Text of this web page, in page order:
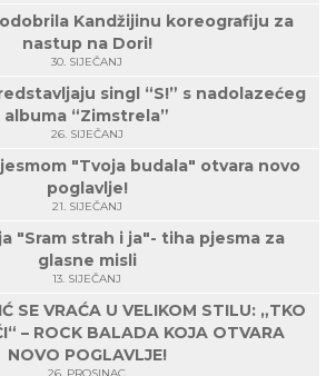
Kandžijinu koreografiju za
nastup na Dori!
30. SIJEČANJ
singl “S!” s nadolazećeg
albuma “Zimstrela”
26. SIJEČANJ
"Tvoja budala" otvara novo
poglavlje!
21. SIJEČANJ
"Sram strah i ja"- tiha pjesma za
glasne misli
13. SIJEČANJ
SE VRAĆA U VELIKOM STILU: „TKO
– ROCK BALADA KOJA OTVARA
NOVO POGLAVLJE!